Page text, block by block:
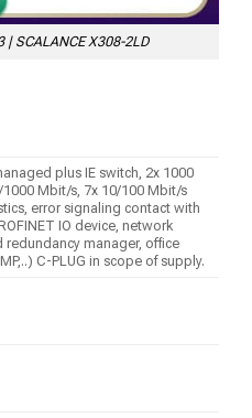
| SCALANCE X308-2LD
plus IE switch, 2x 1000
Mbit/s, 7x 10/100 Mbit/s
error signaling contact with
IO device, network
manager, office
C-PLUG in scope of supply.